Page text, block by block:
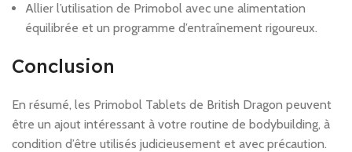
Allier l’utilisation de Primobol avec une alimentation
équilibrée et un programme d’entraînement rigoureux.
Conclusion
En résumé, les Primobol Tablets de British Dragon peuvent
être un ajout intéressant à votre routine de bodybuilding, à
condition d’être utilisés judicieusement et avec précaution.